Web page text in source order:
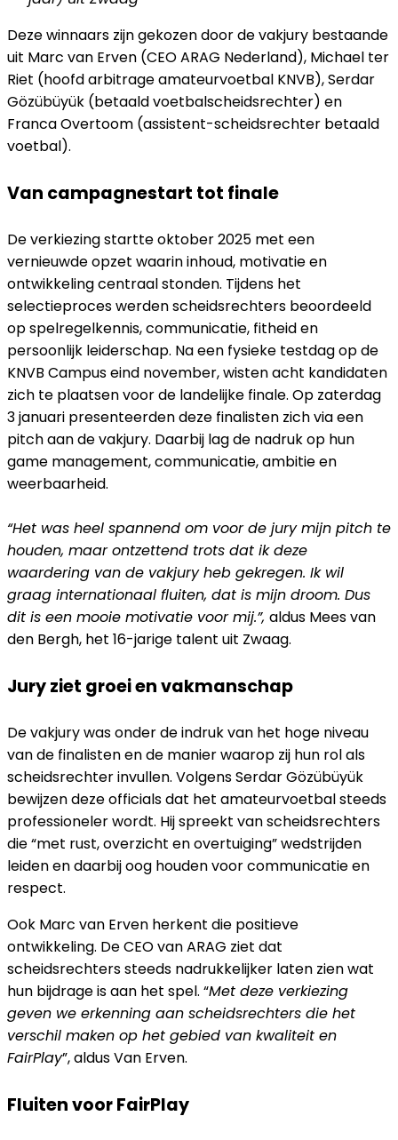
Deze winnaars zijn gekozen door de vakjury bestaande
uit Marc van Erven (CEO ARAG Nederland), Michael ter
Riet (hoofd arbitrage amateurvoetbal KNVB), Serdar
Gözübüyük (betaald voetbalscheidsrechter) en
Franca Overtoom (assistent-scheidsrechter betaald
voetbal).
Van campagnestart tot finale
De verkiezing startte oktober 2025 met een
vernieuwde opzet waarin inhoud, motivatie en
ontwikkeling centraal stonden. Tijdens het
selectieproces werden scheidsrechters beoordeeld
op spelregelkennis, communicatie, fitheid en
persoonlijk leiderschap. Na een fysieke testdag op de
KNVB Campus eind november, wisten acht kandidaten
zich te plaatsen voor de landelijke finale. Op zaterdag
3 januari presenteerden deze finalisten zich via een
pitch aan de vakjury. Daarbij lag de nadruk op hun
game management, communicatie, ambitie en
weerbaarheid.
“Het was heel spannend om voor de jury mijn pitch te
houden, maar ontzettend trots dat ik deze
waardering van de vakjury heb gekregen. Ik wil
graag internationaal fluiten, dat is mijn droom. Dus
dit is een mooie motivatie voor mij.”, aldus Mees van
den Bergh, het 16-jarige talent uit Zwaag.
Jury ziet groei en vakmanschap
De vakjury was onder de indruk van het hoge niveau
van de finalisten en de manier waarop zij hun rol als
scheidsrechter invullen. Volgens Serdar Gözübüyük
bewijzen deze officials dat het amateurvoetbal steeds
professioneler wordt. Hij spreekt van scheidsrechters
die “met rust, overzicht en overtuiging” wedstrijden
leiden en daarbij oog houden voor communicatie en
respect.
Ook Marc van Erven herkent die positieve
ontwikkeling. De CEO van ARAG ziet dat
scheidsrechters steeds nadrukkelijker laten zien wat
hun bijdrage is aan het spel. “Met deze verkiezing
geven we erkenning aan scheidsrechters die het
verschil maken op het gebied van kwaliteit en
FairPlay”, aldus Van Erven.
Fluiten voor FairPlay